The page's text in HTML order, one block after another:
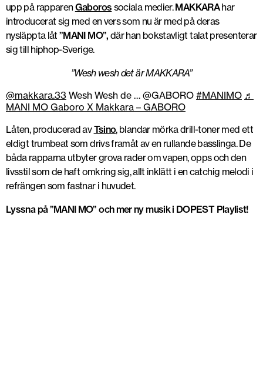
upp på rapparenGaboros sociala medier.MAKKARAhar
introducerat sig med en vers som nu är med på deras
nysläppta låt”MANI MO”,där han bokstavligt talat presenterar
sig till hiphop-Sverige.
”Wesh wesh det är MAKKARA”
@makkara.33 Wesh Wesh de … @GABORO #MANIMO ♬
MANI MO Gaboro X Makkara – GABORO
Låten, producerad avTsino, blandar mörka drill-toner med ett
eldigt trumbeat som drivs framåt av en rullande basslinga. De
båda rapparna utbyter grova rader om vapen, opps och den
livsstil som de haft omkring sig, allt inklätt i en catchig melodi i
refrängen som fastnar i huvudet.
Lyssna på ”MANI MO” och mer ny musik i DOPEST Playlist!